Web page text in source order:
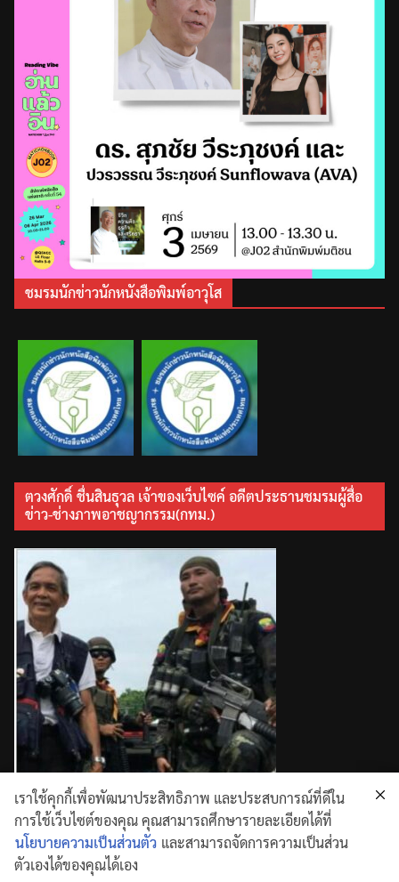
ชมรมนักข่าวนักหนังสือพิมพ์อาวุโส
ตวงศักดิ์ ชื่นสินธุวล เจ้าของเว็บไซค์ อดีตประธานชมรมผู้สื่อ
ข่าว-ช่างภาพอาชญากรรม(กทม.)
เราใช้คุกกี้เพื่อพัฒนาประสิทธิภาพ และประสบการณ์ที่ดีใน
การใช้เว็บไซต์ของคุณ คุณสามารถศึกษารายละเอียดได้ที่
นโยบายความเป็นส่วนตัว และสามารถจัดการความเป็นส่วน
ตัวเองได้ของคุณได้เอง